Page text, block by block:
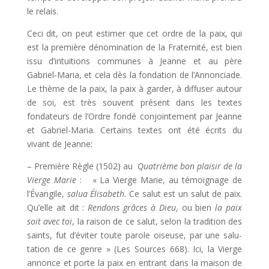
le relais.
Ceci dit, on peut estimer que cet ordre de la paix, qui
est la première dénomination de la Fraternité, est bien
issu d’intuitions communes à Jeanne et au père
Gabriel‑Maria, et cela dès la fondation de l’Annonciade.
Le thème de la paix, la paix à garder, à diffuser autour
de soi, est très souvent présent dans les textes
fondateurs de l’Ordre fondé conjointement par Jeanne
et Gabriel-Maria. Certains textes ont été écrits du
vivant de Jeanne:
– Première Règle (1502) au Quatrième bon plaisir de la
Vierge Marie : « La Vierge Marie, au té­moignage de
l’Évangile, salua Élisabeth. Ce salut est un salut de paix.
Qu’elle ait dit :Ren­dons grâces à Dieu, ou bienla paix
soit avec toi, la raison de ce salut, selon la tradition des
saints, fut d’éviter toute paro­le oiseuse, par une salu­
tation de ce genre » (Les Sources 668). Ici, la Vierge
annonce et porte la paix en entrant dans la maison de